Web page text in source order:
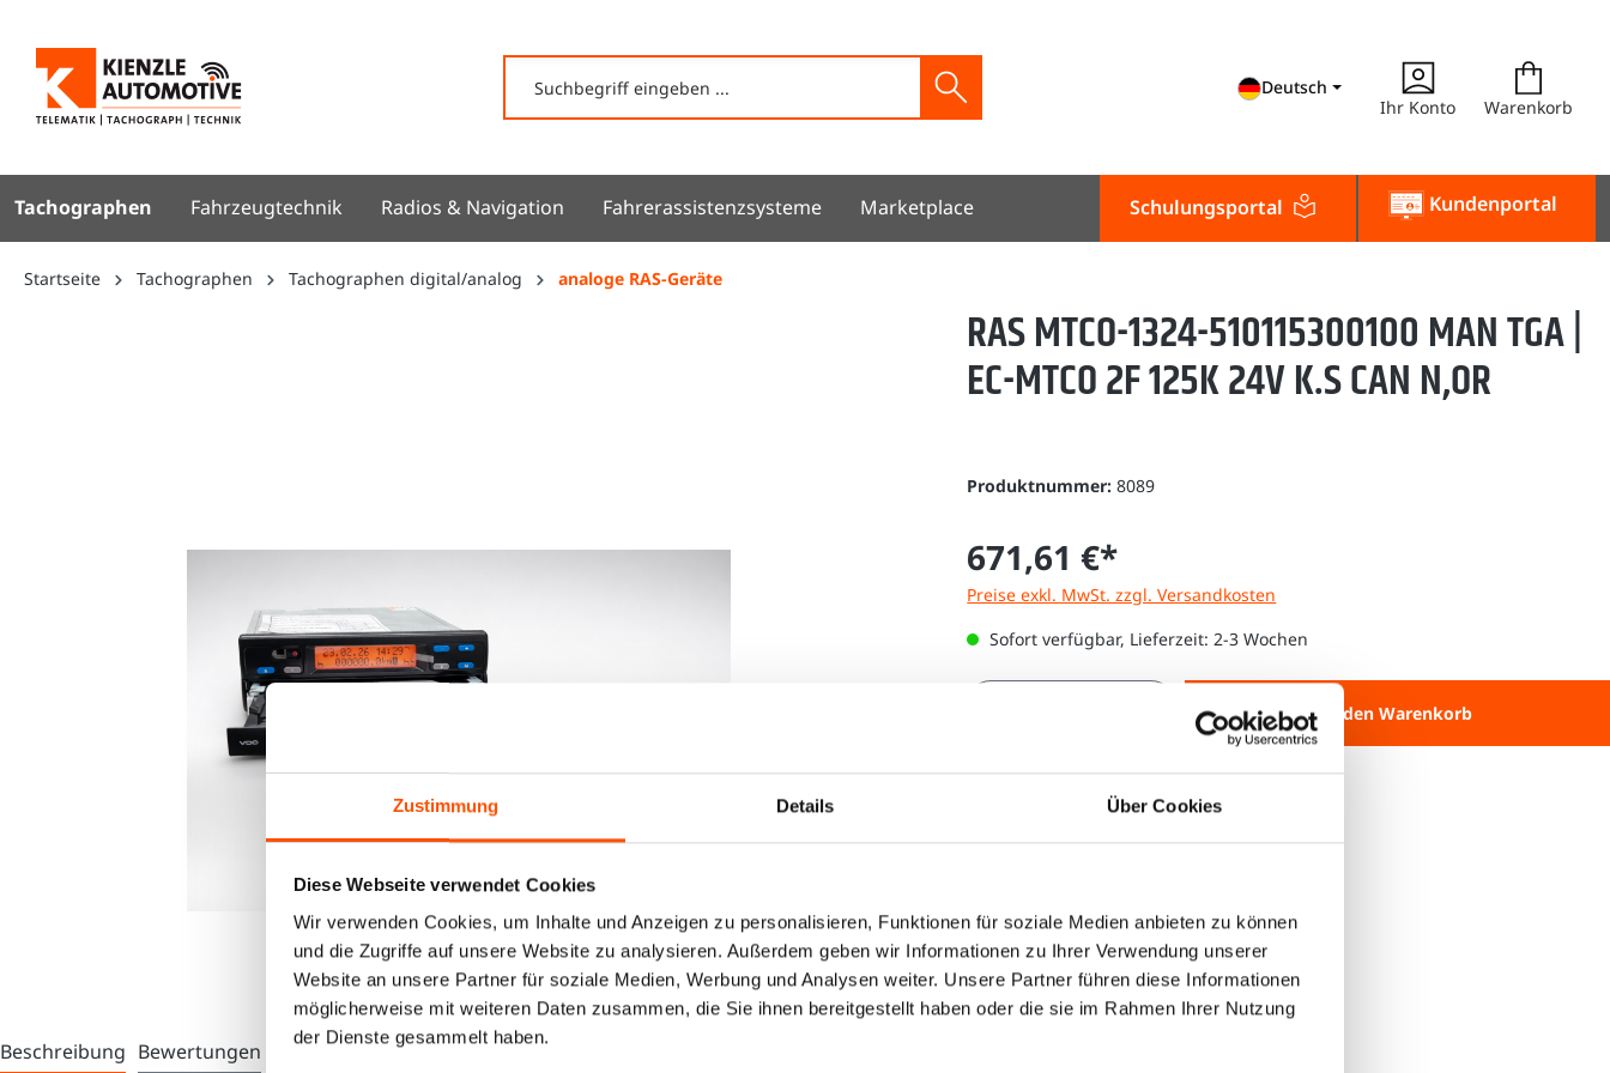
Zustimmung Details Über Cookies
Diese Webseite verwendet Cookies
Wir verwenden Cookies, um Inhalte und Anzeigen zu personalisieren, Funktionen für soziale Medien anbieten zu können
und die Zugriffe auf unsere Website zu analysieren. Außerdem geben wir Informationen zu Ihrer Verwendung unserer
Website an unsere Partner für soziale Medien, Werbung und Analysen weiter. Unsere Partner führen diese Informationen
möglicherweise mit weiteren Daten zusammen, die Sie ihnen bereitgestellt haben oder die sie im Rahmen Ihrer Nutzung
der Dienste gesammelt haben.
Deutsch
Ihr Konto
Warenkorb
Tachographen Fahrzeugtechnik Radios & Navigation Fahrerassistenzsysteme Marketplace Kundenportal
Schulungsportal
Startseite Tachographen Tachographen digital/analog analoge RAS-Geräte
RAS MTCO-1324-510115300100 MAN TGA |
EC-MTCO 2F 125K 24V K.S CAN N,OR
Produktnummer:8089
671,61 €*
Preise exkl. MwSt. zzgl. Versandkosten
Sofort verfügbar, Lieferzeit: 2-3 Wochen
Produkt Anzahl: Gib den gewünschten Wert
In den Warenkorb
Beschreibung Bewertungen